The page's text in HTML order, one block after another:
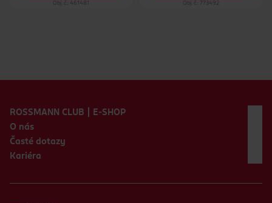
Obj. č.: 461481 Obj. č.: 773492
ROSSMANN CLUB | E-SHOP
O nás
Časté dotazy
Kariéra